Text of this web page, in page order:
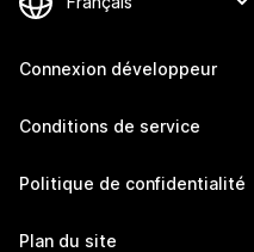
Connexion développeur
Conditions de service
Politique de confidentialité
Plan du site